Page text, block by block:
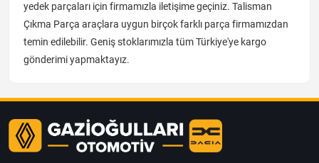
yedek parçaları için firmamızla iletişime geçiniz. Talisman
Çıkma Parça araçlara uygun birçok farklı parça firmamızdan
temin edilebilir. Geniş stoklarımızla tüm Türkiye'ye kargo
gönderimi yapmaktayız.